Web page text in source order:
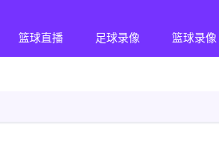
篮球直播 足球录像 篮球录像